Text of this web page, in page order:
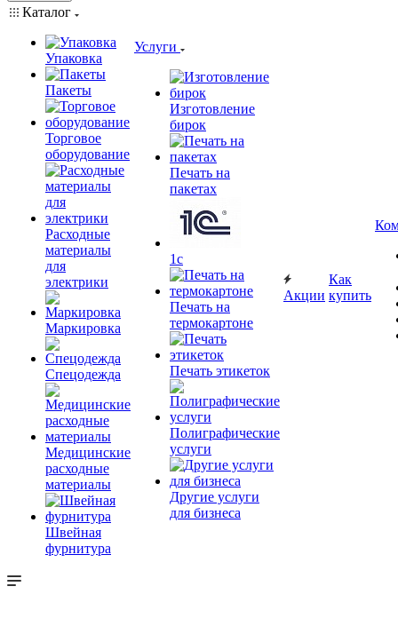
Каталог
Упаковка
Пакеты
Торговое
оборудование
Расходные
материалы
для
электрики
Маркировка
Спецодежда
Медицинские
расходные
материалы
Швейная
фурнитура
Услуги
Изготовление
бирок
Печать на
пакетах
1c
Печать на
термокартоне
Печать этикеток
Полиграфические
услуги
Другие услуги
для бизнеса
Акции
Как
купить